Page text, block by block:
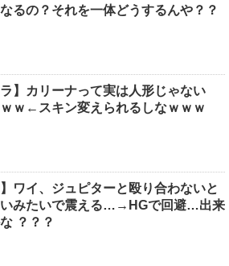
るの？それを一体どうするんや？？
ラ】カリーナって実は人形じゃない
ｗ←スキン変えられるしなｗｗｗ
】ワイ、ジュピターと殴り合わないと
いみたいで震える…→HGで回避…出来
？？？